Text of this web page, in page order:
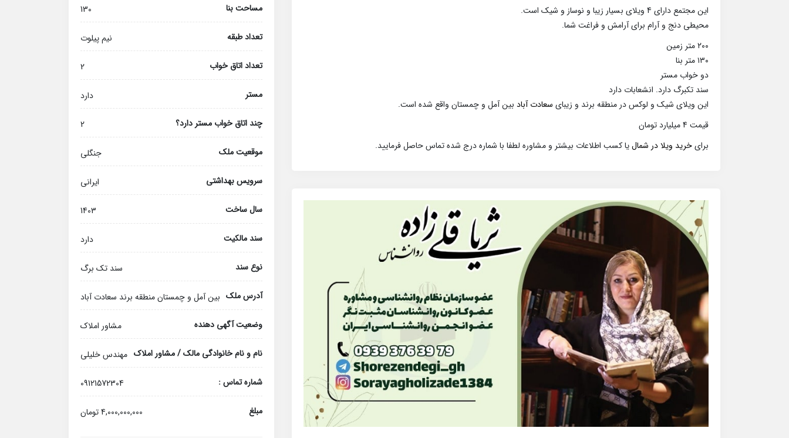
این مجتمع دارای 4 ویلای بسیار زیبا و نوساز و شیک است.
محیطی دنج و آرام برای آرامش و فراغت شما.
۲۰۰ متر زمین
۱۳۰ متر بنا
دو خواب مستر
سند تکبرگ دارد. انشعابات دارد
این ویلای شیک و لوکس در منطقه برند و زیبای سعادت آباد بین آمل و چمستان واقع شده است.
قیمت 4 میلیارد تومان
برایخرید ویلا در شمالیا کسب اطلاعات بیشتر و مشاوره لطفا با شماره درج شده تماس حاصل فرمایید.
مساحت بنا 130
تعداد طبقه نیم پیلوت
تعداد اتاق خواب 2
مستر دارد
چند اتاق خواب مستر دارد؟ 2
موقعیت ملک جنگلی
سرویس بهداشتی ایرانی
سال ساخت 1403
سند مالکیت دارد
نوع سند سند تک برگ
آدرس ملک بین آمل و چمستان منطقه برند سعادت آباد
وضعیت آگهی دهنده مشاور املاک
نام و نام خانوادگی مالک / مشاور املاک مهندس خلیلی
شماره تماس : 09121572304
مبلغ 4,000,000,000 تومان